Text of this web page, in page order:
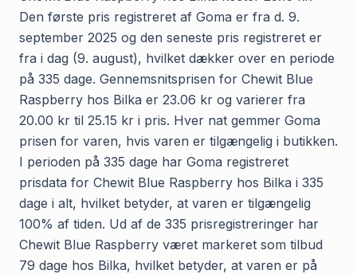
Den første pris registreret af Goma er fra d. 9.
september 2025 og den seneste pris registreret er
fra i dag (9. august), hvilket dækker over en periode
på 335 dage. Gennemsnitsprisen for Chewit Blue
Raspberry hos Bilka er 23.06 kr og varierer fra
20.00 kr til 25.15 kr i pris. Hver nat gemmer Goma
prisen for varen, hvis varen er tilgængelig i butikken.
I perioden på 335 dage har Goma registreret
prisdata for Chewit Blue Raspberry hos Bilka i 335
dage i alt, hvilket betyder, at varen er tilgængelig
100% af tiden. Ud af de 335 prisregistreringer har
Chewit Blue Raspberry været markeret som tilbud
79 dage hos Bilka, hvilket betyder, at varen er på